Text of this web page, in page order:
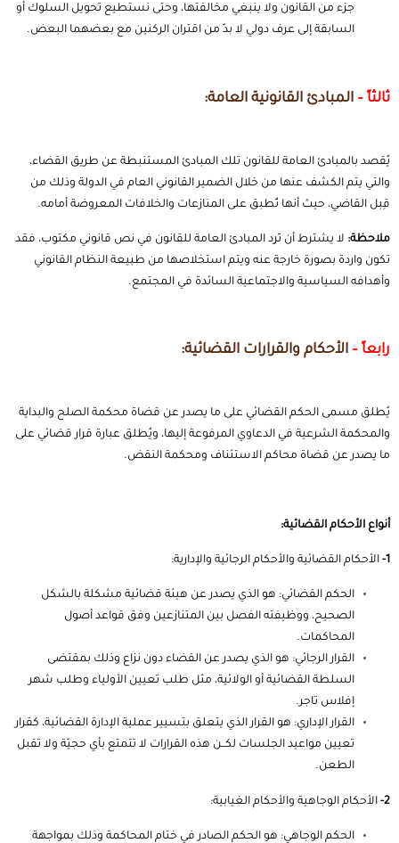
جزء من القانون ولا ينبغي مخالفتها، وحتى نستطيع تحويل السلوك أو
السابقة إلى عرف دولي لا بدّ من اقتران الركنين مع بعضهما البعض.
ثالثاً – المبادئ القانونية العامة:
يُقصد بالمبادئ العامة للقانون تلك المبادئ المستنبطة عن طريق القضاء،
والتي يتم الكشف عنها من خلال الضمير القانوني العام في الدولة وذلك من
قِبل القاضي، حيث أنها تُطبق على المنازعات والخلافات المعروضة أمامه.
ملاحظة: لا يشترط أن تَرِد المبادئ العامة للقانون في نص قانوني مكتوب، فقد
تكون واردة بصورة خارجة عنه ويتم استخلاصها من طبيعة النظام القانوني
وأهدافه السياسية والاجتماعية السائدة في المجتمع.
رابعاً – الأحكام والقرارات القضائية:
يُطلق مسمى الحكم القضائي على ما يصدر عن قضاة محكمة الصلح والبداية
والمحكمة الشرعية في الدعاوي المرفوعة إليها، ويُطلق عبارة قرار قضائي على
ما يصدر عن قضاة محاكم الاستئناف ومحكمة النقض.
أنواع الأحكام القضائية:
1- الأحكام القضائية والأحكام الرجائية والإدارية:
الحكم القضائي: هو الذي يصدر عن هيئة قضائية مشكلة بالشكل
الصحيح، ووظيفته الفصل بين المتنازعين وفق قواعد أصول
المحاكمات.
القرار الرجائي: هو الذي يصدر عن القضاء دون نزاع وذلك بمقتضى
السلطة القضائية أو الولائية، مثل طلب تعيين الأولياء وطلب شهر
إفلاس تاجر.
القرار الإداري: هو القرار الذي يتعلق بتسيير عملية الإدارة القضائية، كقرار
تعيين مواعيد الجلسات لكــن هذه القرارات لا تتمتع بأي حجيّة ولا تقبل
الطعن.
2- الأحكام الوجاهية والأحكام الغيابية:
الحكم الوجاهي: هو الحكم الصادر في ختام المحاكمة وذلك بمواجهة